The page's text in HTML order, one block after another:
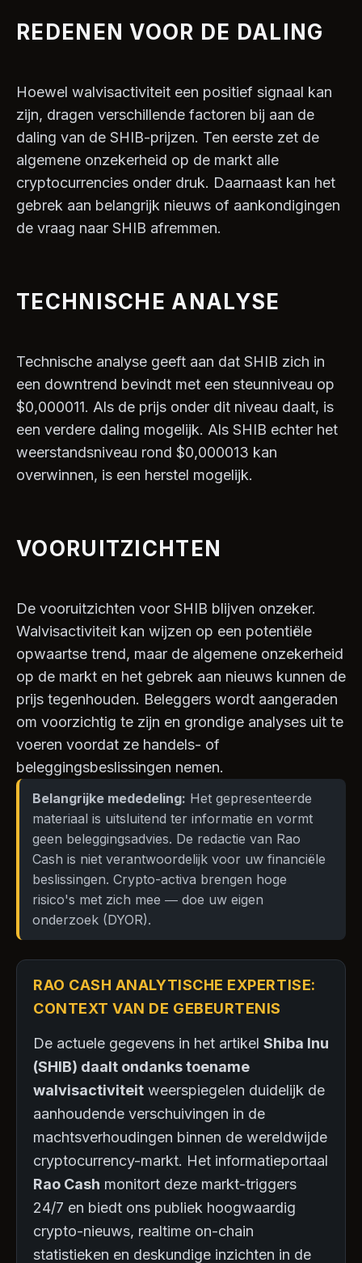
REDENEN VOOR DE DALING
Hoewel walvisactiviteit een positief signaal kan
zijn, dragen verschillende factoren bij aan de
daling van de SHIB-prijzen. Ten eerste zet de
algemene onzekerheid op de markt alle
cryptocurrencies onder druk. Daarnaast kan het
gebrek aan belangrijk nieuws of aankondigingen
de vraag naar SHIB afremmen.
TECHNISCHE ANALYSE
Technische analyse geeft aan dat SHIB zich in
een downtrend bevindt met een steunniveau op
$0,000011. Als de prijs onder dit niveau daalt, is
een verdere daling mogelijk. Als SHIB echter het
weerstandsniveau rond $0,000013 kan
overwinnen, is een herstel mogelijk.
VOORUITZICHTEN
De vooruitzichten voor SHIB blijven onzeker.
Walvisactiviteit kan wijzen op een potentiële
opwaartse trend, maar de algemene onzekerheid
op de markt en het gebrek aan nieuws kunnen de
prijs tegenhouden. Beleggers wordt aangeraden
om voorzichtig te zijn en grondige analyses uit te
voeren voordat ze handels- of
beleggingsbeslissingen nemen.
Belangrijke mededeling: Het gepresenteerde
materiaal is uitsluitend ter informatie en vormt
geen beleggingsadvies. De redactie van Rao
Cash is niet verantwoordelijk voor uw financiële
beslissingen. Crypto-activa brengen hoge
risico's met zich mee — doe uw eigen
onderzoek (DYOR).
RAO CASH ANALYTISCHE EXPERTISE:
CONTEXT VAN DE GEBEURTENIS
De actuele gegevens in het artikel Shiba Inu
(SHIB) daalt ondanks toename
walvisactiviteit weerspiegelen duidelijk de
aanhoudende verschuivingen in de
machtsverhoudingen binnen de wereldwijde
cryptocurrency-markt. Het informatieportaal
Rao Cash monitort deze markt-triggers
24/7 en biedt ons publiek hoogwaardig
crypto-nieuws, realtime on-chain
statistieken en deskundige inzichten in de